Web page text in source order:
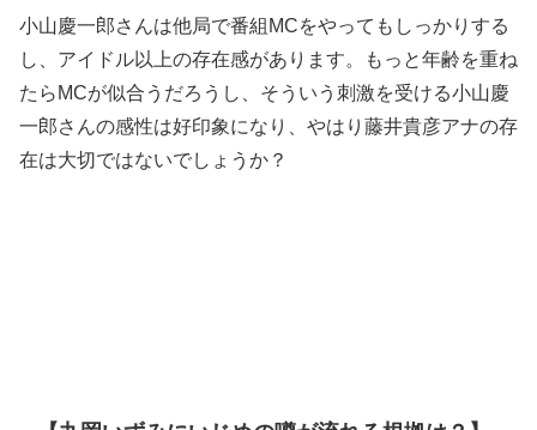
小山慶一郎さんは他局で番組MCをやってもしっかりする
し、アイドル以上の存在感があります。もっと年齢を重ね
たらMCが似合うだろうし、そういう刺激を受ける小山慶
一郎さんの感性は好印象になり、やはり藤井貴彦アナの存
在は大切ではないでしょうか？